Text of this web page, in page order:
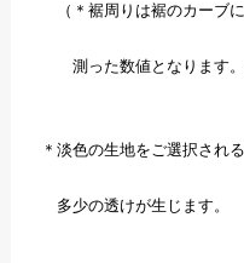
（＊裾周りは裾のカーブ
測った数値となります。
＊淡色の生地をご選択される
多少の透けが生じます。